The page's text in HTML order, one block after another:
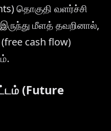
தொகுதி வளர்ச்சி
மீளத் தவறினால்,
cash flow)
(Future